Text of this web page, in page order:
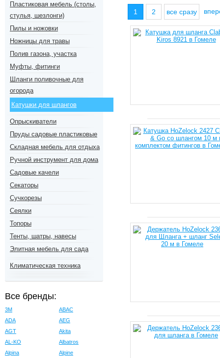
Пластиковая мебель (столы,
стулья, шезлонги)
Пилы и ножовки
Ножницы для травы
Полив газона, участка
Муфты, фитинги
Шланги поливочные для
огорода
Катушки для шлангов
Опрыскиватели
Пруды садовые пластиковые
Складная мебель для отдыха
Ручной инструмент для дома
Садовые качели
Секаторы
Сучкорезы
Сеялки
Топоры
Тенты, шатры, навесы
Элитная мебель для сада
Климатическая техника
Все бренды:
3M
ABAC
ADA
AEG
AGT
Akita
AL-KO
Albatros
Alpina
Alpine
1 2 все сразу